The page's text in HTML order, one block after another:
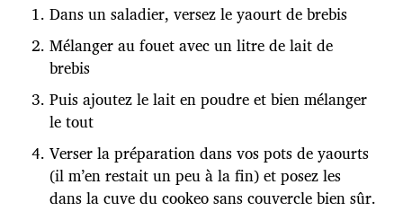
Dans un saladier, versez le yaourt de brebis
Mélanger au fouet avec un litre de lait de
brebis
Puis ajoutez le lait en poudre et bien mélanger
le tout
Verser la préparation dans vos pots de yaourts
(il m’en restait un peu à la fin) et posez les
dans la cuve du cookeo sans couvercle bien sûr.